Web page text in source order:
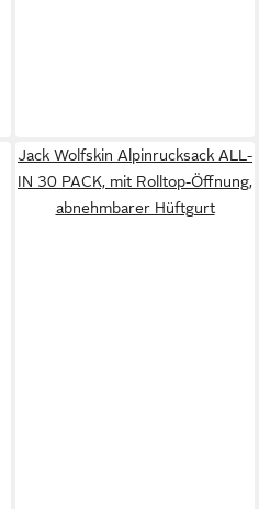
Jack Wolfskin Alpinrucksack ALL-
IN 30 PACK, mit Rolltop-Öffnung,
abnehmbarer Hüftgurt